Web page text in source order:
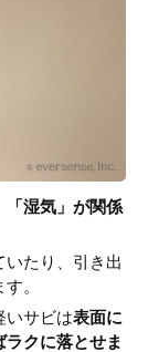
「湿気」が関係
たり、引き出
。
いサビは表面に
クに落とせま